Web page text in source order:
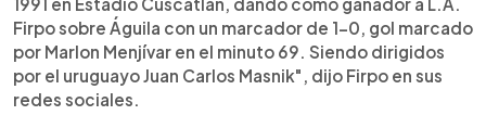
Firpo sobre Águila con un marcador de 1-0, gol marcado
por Marlon Menjívar en el minuto 69. Siendo dirigidos
por el uruguayo Juan Carlos Masnik", dijo Firpo en sus
redes sociales.